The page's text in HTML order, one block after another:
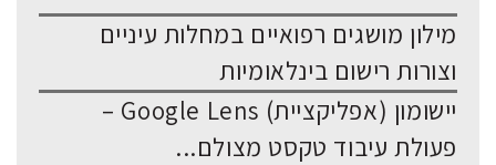
מילון מושגים רפואיים במחלות עיניים
וצורות רישום בינלאומיות
יישומון (אפליקציית) Google Lens –
פעולת עיבוד טקסט מצולם...